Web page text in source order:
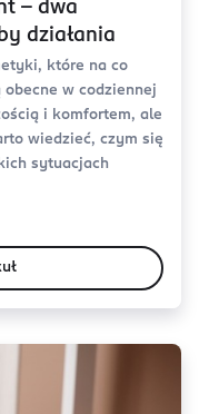
- dwa
działania
które na co
obecne w codziennej
i komfortem, ale
wiedzieć, czym się
sytuacjach